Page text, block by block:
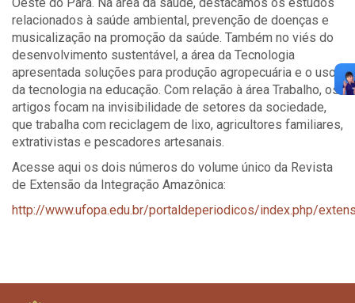
relacionados à saúde ambiental, prevenção de doenças e
musicalização na promoção da saúde. Também no viés do
desenvolvimento sustentável, a área da Tecnologia
apresentada soluções para produção agropecuária e o uso
da tecnologia na educação. Com relação à área Trabalho, os
artigos focam na invisibilidade de setores da sociedade,
que trabalha com reciclagem de lixo, agricultores familiares,
extrativistas e pescadores artesanais.
Acesse aqui os dois números do volume único da Revista
de Extensão da Integração Amazônica:
http://www.ufopa.edu.br/portaldeperiodicos/index.php/